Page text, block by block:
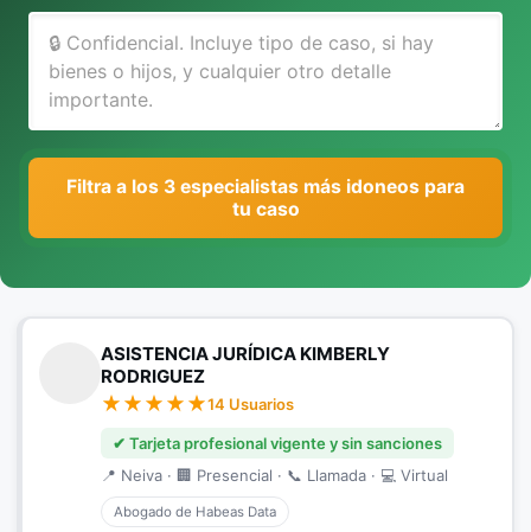
Filtra a los 3 especialistas más idoneos para
tu caso
ASISTENCIA JURÍDICA KIMBERLY
RODRIGUEZ
14 Usuarios
✔ Tarjeta profesional vigente y sin sanciones
📍 Neiva · 🏢 Presencial · 📞 Llamada · 💻 Virtual
Abogado de Habeas Data